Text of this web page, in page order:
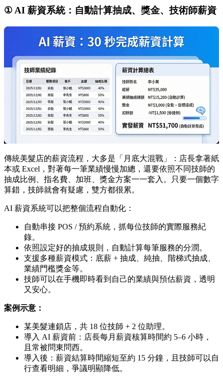
① AI 薪資系統：自動計算抽成、獎金、技術師薪資
傳統美髮店的薪資流程，大多是「月底大混戰」：店長拿著紙
本或 Excel，對著每一筆業績慢慢加總，還要依照不同技師的
抽成比例、指名費、加班、獎金方案一一套入。只要一個數字
算錯，技師就會有疑慮，雙方都很累。
AI 薪資系統可以把整個流程自動化：
自動串接 POS / 預約系統，抓每位技師的實際服務紀
錄。
依照設定好的抽成規則，自動計算每筆服務的分潤。
支援多種薪資模式：底薪 + 抽成、純抽、階梯式抽成、
業績門檻獎金等。
技師可以在手機即時看到自己的業績與預估薪資，透明
又安心。
案例示意：
某美髮連鎖店，共 18 位技師 + 2 位助理。
導入 AI 薪資前：店長每月薪資核算時間約 5–6 小時，
且常被問東問西。
導入後：薪資結算時間縮短至約 15 分鐘，且技師可以自
行查看明細，爭議明顯降低。